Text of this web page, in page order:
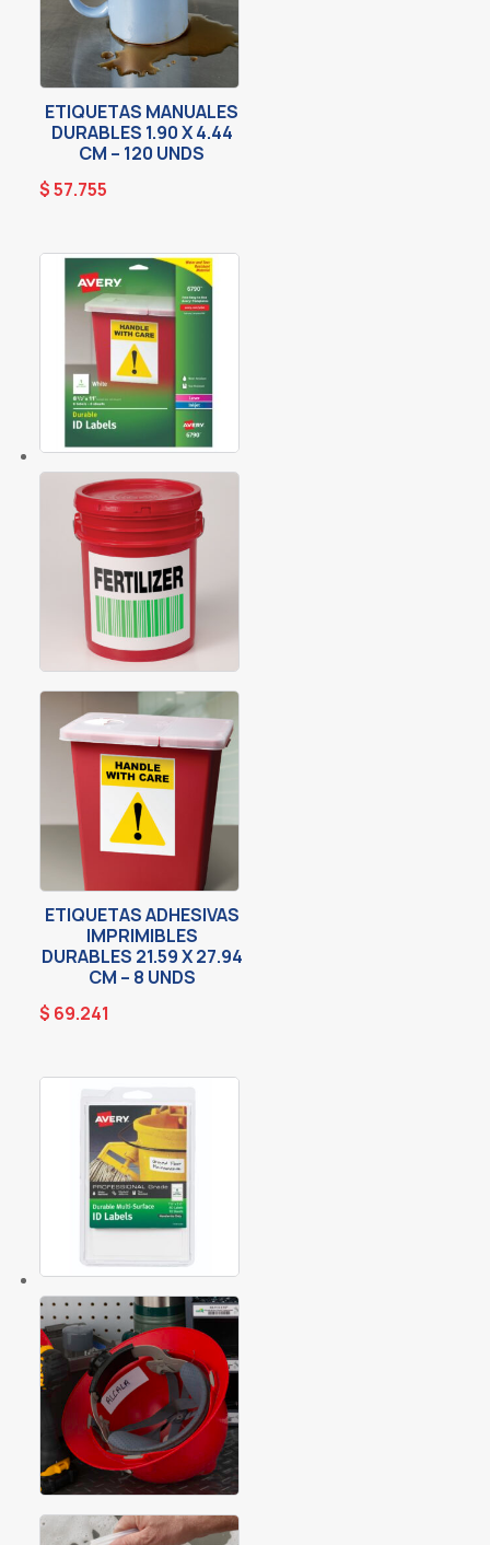
ETIQUETAS MANUALES
DURABLES 1.90 X 4.44
CM – 120 UNDS
$57.755
ETIQUETAS ADHESIVAS
IMPRIMIBLES
DURABLES 21.59 X 27.94
CM – 8 UNDS
$ 69.241